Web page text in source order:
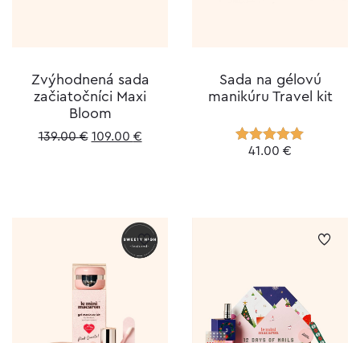
Zvýhodnená sada
začiatočníci Maxi
Bloom
139.00€ Original
109.00 €Current
Sada na gélovú
manikúru Travel kit
Hodnotenie
41.00 €